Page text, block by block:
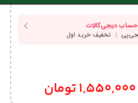
1,550,000تومان